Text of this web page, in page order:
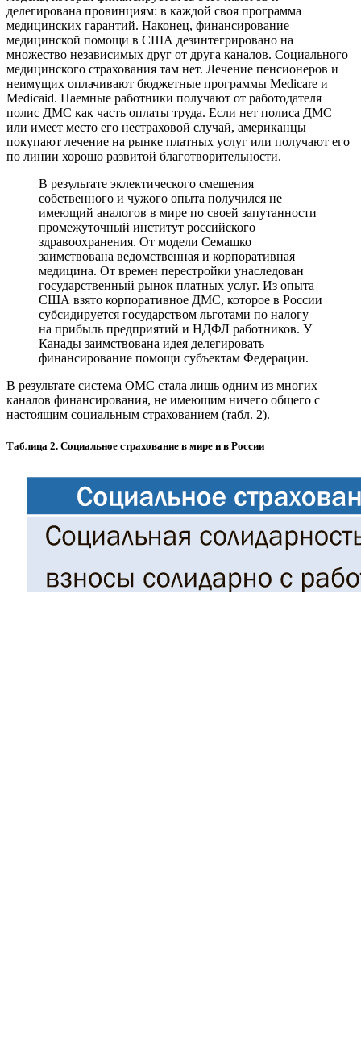
делегирована провинциям: в каждой своя программа
медицинских гарантий. Наконец, финансирование
медицинской помощи в США дезинтегрировано на
множество независимых друг от друга каналов. Социального
медицинского страхования там нет. Лечение пенсионеров и
неимущих оплачивают бюджетные программы Medicare и
Medicaid. Наемные работники получают от работодателя
полис ДМС как часть оплаты труда. Если нет полиса ДМС
или имеет место его нестраховой случай, американцы
покупают лечение на рынке платных услуг или получают его
по линии хорошо развитой благотворительности.
В результате эклектического смешения
собственного и чужого опыта получился не
имеющий аналогов в мире по своей запутанности
промежуточный институт российского
здравоохранения. От модели Семашко
заимствована ведомственная и корпоративная
медицина. От времен перестройки унаследован
государственный рынок платных услуг. Из опыта
США взято корпоративное ДМС, которое в России
субсидируется государством льготами по налогу
на прибыль предприятий и НДФЛ работников. У
Канады заимствована идея делегировать
финансирование помощи субъектам Федерации.
В результате система ОМС стала лишь одним из многих
каналов финансирования, не имеющим ничего общего с
настоящим социальным страхованием (табл. 2).
Таблица 2. Социальное страхование в мире и в России